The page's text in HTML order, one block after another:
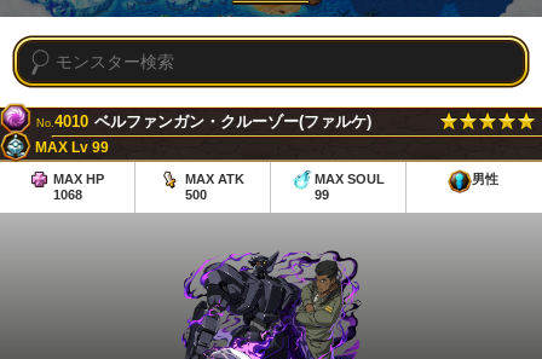
No.4010 ベルファンガン・クルーゾー(ファルケ)
MAX Lv 99
MAX HP
1068
MAX ATK
500
MAX SOUL
99
男性